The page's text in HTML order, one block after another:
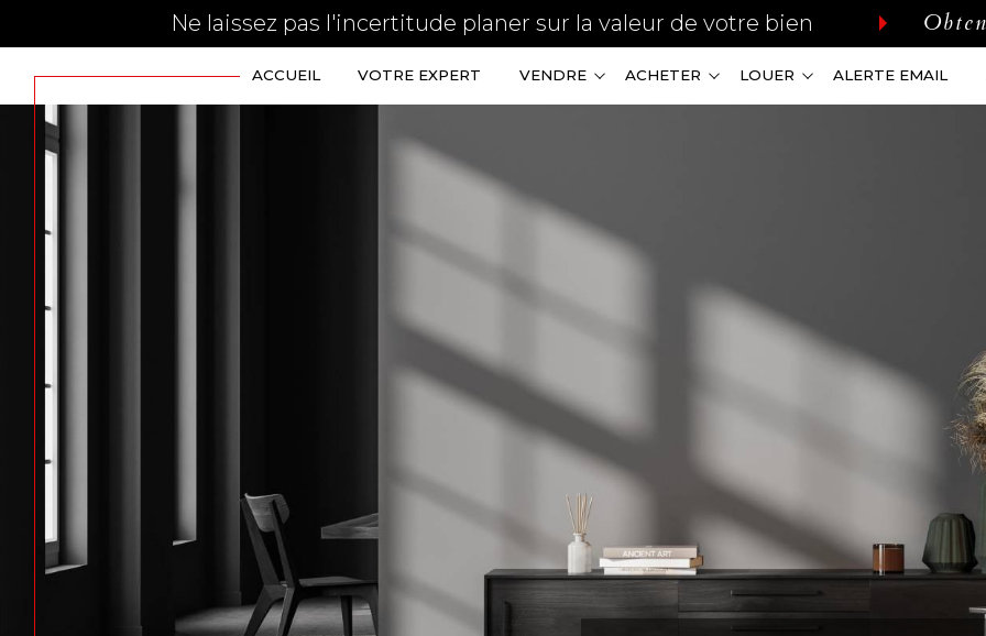
Ne laissez pas l'incertitude planer sur la valeur de votre bien
ACCUEIL VOTRE EXPERT VENDRE
obtenir une estimation pourquoi travailler
ACHETER
habitation immobilier d'entreprise
LOUER
habitation immobilier d'entreprise
ALERTE EMAIL
google